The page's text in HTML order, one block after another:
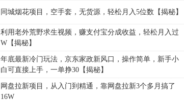
同城烟花项目，空手套，无货源，轻松月入5位数【揭秘】
利用老外荒野求生视频，赚支付宝分成收益，轻松月入过
W【揭秘】
年底最新冷门玩法，京东家政新风口，操作简单，新手小
白可直接上手，一单挣30【揭秘】
网盘拉新项目，从入门到精通，靠网盘拉新3个多月搞了
16W